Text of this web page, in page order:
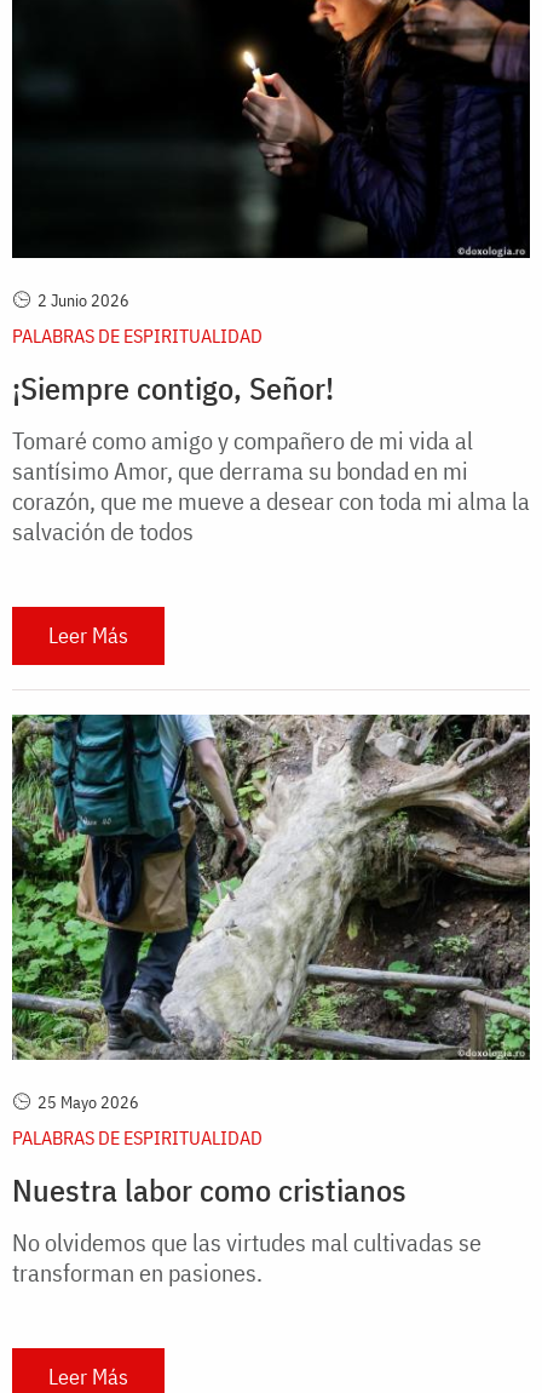
2 Junio 2026
PALABRAS DE ESPIRITUALIDAD
¡Siempre contigo, Señor!
Tomaré como amigo y compañero de mi vida al
santísimo Amor, que derrama su bondad en mi
corazón, que me mueve a desear con toda mi alma la
salvación de todos
Leer Más
25 Mayo 2026
PALABRAS DE ESPIRITUALIDAD
Nuestra labor como cristianos
No olvidemos que las virtudes mal cultivadas se
transforman en pasiones.
Leer Más